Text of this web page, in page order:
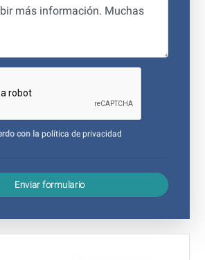
con la política de privacidad
Enviar formulario